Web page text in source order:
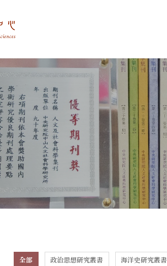
會科學研究中心
全部 政治思想研究叢書 海洋史研究叢書